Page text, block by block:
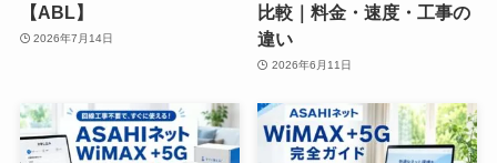
【ABL】
2026年7月14日
比較｜料金・速度・工事の
違い
2026年6月11日